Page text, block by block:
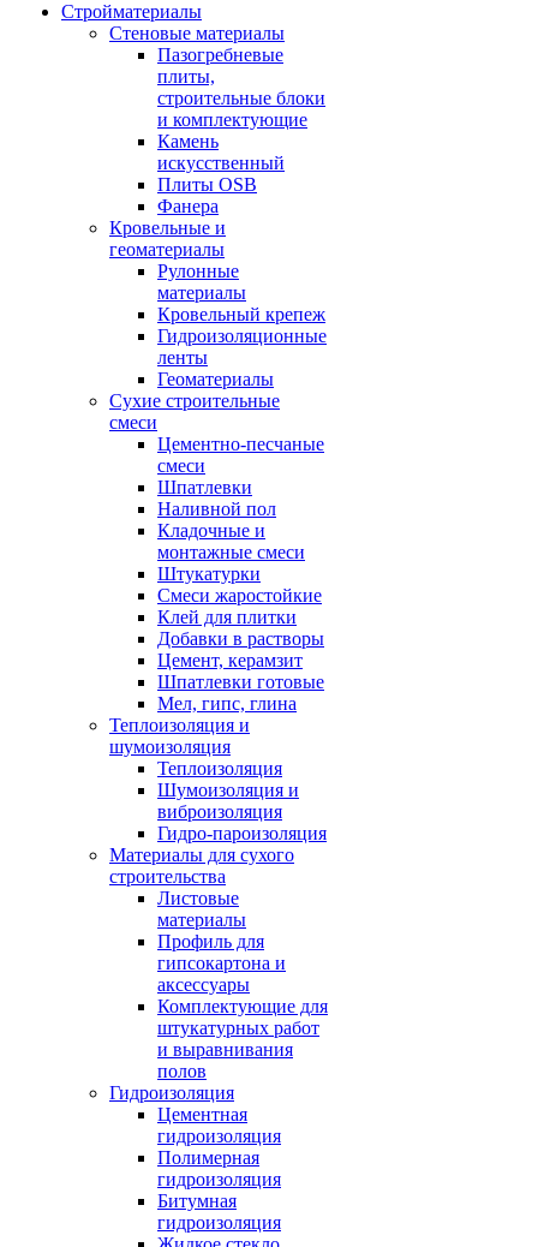
Стройматериалы
Стеновые материалы
Пазогребневые
плиты,
строительные блоки
и комплектующие
Камень
искусственный
Плиты OSB
Фанера
Кровельные и
геоматериалы
Рулонные
материалы
Кровельный крепеж
Гидроизоляционные
ленты
Геоматериалы
Сухие строительные
смеси
Цементно-песчаные
смеси
Шпатлевки
Наливной пол
Кладочные и
монтажные смеси
Штукатурки
Смеси жаростойкие
Клей для плитки
Добавки в растворы
Цемент, керамзит
Шпатлевки готовые
Мел, гипс, глина
Теплоизоляция и
шумоизоляция
Теплоизоляция
Шумоизоляция и
виброизоляция
Гидро-пароизоляция
Материалы для сухого
строительства
Листовые
материалы
Профиль для
гипсокартона и
аксессуары
Комплектующие для
штукатурных работ
и выравнивания
полов
Гидроизоляция
Цементная
гидроизоляция
Полимерная
гидроизоляция
Битумная
гидроизоляция